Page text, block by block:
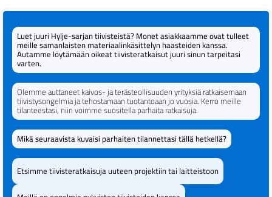
Luet juuri Hylje-sarjan tiivisteistä? Monet asiakkaamme ovat tulleet
meille samanlaisten materiaalinkäsittelyn haasteiden kanssa.
Autamme löytämään oikeat tiivisteratkaisut juuri sinun tarpeitasi
varten.
Olemme auttaneet kaivos- ja terästeollisuuden yrityksiä ratkaisemaan
tiivistysongelmia ja tehostamaan tuotantoaan jo vuosia. Kerro meille
tilanteestasi, niin voimme suositella parhaita ratkaisuja.
Mikä seuraavista kuvaisi parhaiten tilannettasi tällä hetkellä?
Etsimme tiivisteratkaisuja uuteen projektiin tai laitteistoon
Kestävyys vaativissa olosuhteissa (pöly, kemikaalit,
kulutus)
Vähäinen huoltotarve ja pitkä
käyttöikä
Nimi
Sähköposti